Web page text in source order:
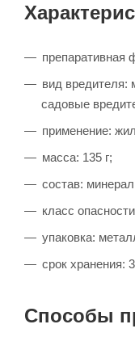
препаративная
вид вредителя:
садовые
применение:
масса: 135 г;
состав:
класс
упаковка:
срок хранения:
Способы